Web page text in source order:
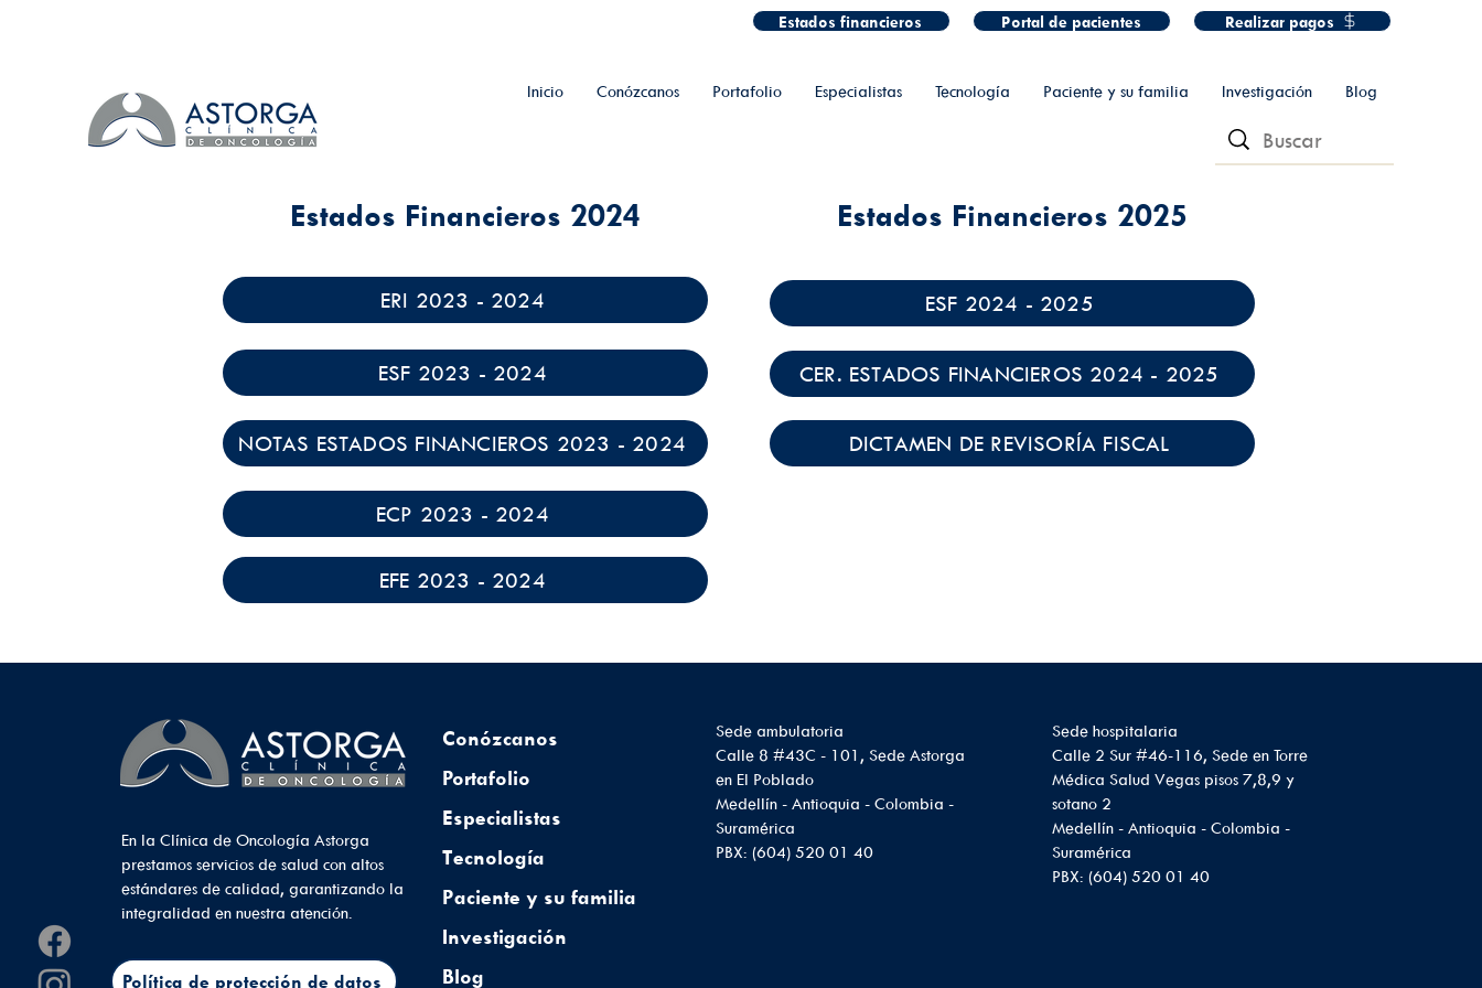
Estados financieros Portal de pacientes Realizar pagos
Inicio Conózcanos Portafolio Especialistas Tecnología Paciente y su familia Investigación Blog
Estados Financieros 2024
ERI 2023 - 2024
ESF 2023 - 2024
NOTAS ESTADOS FINANCIEROS 2023 - 2024
ECP 2023 - 2024
EFE 2023 - 2024
Estados Financieros 2025
ESF 2024 - 2025
CER. ESTADOS FINANCIEROS 2024 - 2025
DICTAMEN DE REVISORÍA FISCAL
En la Clínica de Oncología Astorga
prestamos servicios de salud con altos
estándares de calidad, garantizando la
integralidad en nuestra atención.
Política de protección de datos
Conózcanos
Portafolio
Especialistas
Tecnología
Paciente y su familia
Investigación
Blog
Sede ambulatoria
Calle 8 #43C - 101, Sede Astorga
en El Poblado
Medellín - Antioquia - Colombia -
Suramérica
PBX: (604) 520 01 40
Sede hospitalaria
Calle 2 Sur #46-116, Sede en Torre
Médica Salud Vegas pisos 7,8,9 y
sotano 2
Medellín - Antioquia - Colombia -
Suramérica
PBX: (604) 520 01 40